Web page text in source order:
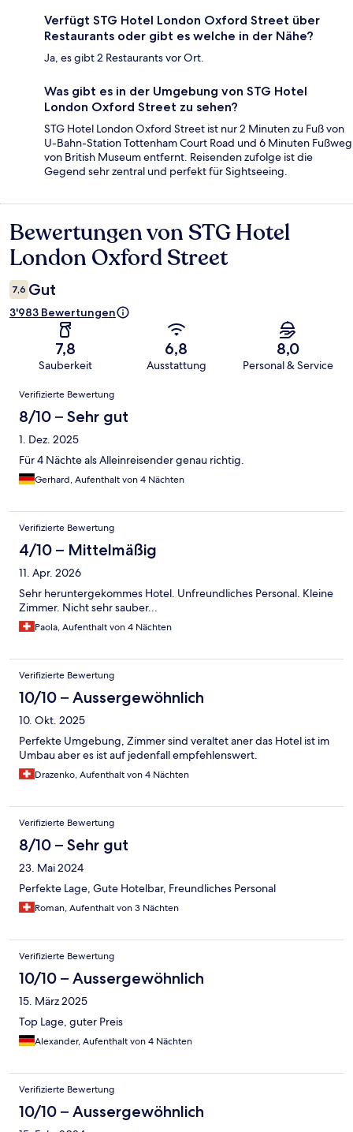
Verfügt STG Hotel London Oxford Street über
Restaurants oder gibt es welche in der Nähe?
Ja, es gibt 2 Restaurants vor Ort.
Was gibt es in der Umgebung von STG Hotel
London Oxford Street zu sehen?
STG Hotel London Oxford Street ist nur 2 Minuten zu Fuß von
U-Bahn-Station Tottenham Court Road und 6 Minuten Fußweg
von British Museum entfernt. Reisenden zufolge ist die
Gegend sehr zentral und perfekt für Sightseeing.
Bewertungen
Bewertungen von STG Hotel
London Oxford Street
7,6 Gut
3'983 Bewertungen
7,8
Sauberkeit
6,8
Ausstattung
8,0
Personal & Service
Bewertungen
Verifizierte Bewertung
8/10 – Sehr gut
1. Dez. 2025
Für 4 Nächte als Alleinreisender genau richtig.
Gerhard, Aufenthalt von 4 Nächten
Verifizierte Bewertung
4/10 – Mittelmäßig
11. Apr. 2026
Sehr heruntergekommes Hotel. Unfreundliches Personal. Kleine
Zimmer. Nicht sehr sauber...
Paola, Aufenthalt von 4 Nächten
Verifizierte Bewertung
10/10 – Aussergewöhnlich
10. Okt. 2025
Perfekte Umgebung, Zimmer sind veraltet aner das Hotel ist im
Umbau aber es ist auf jedenfall empfehlenswert.
Drazenko, Aufenthalt von 4 Nächten
Verifizierte Bewertung
8/10 – Sehr gut
23. Mai 2024
Perfekte Lage, Gute Hotelbar, Freundliches Personal
Roman, Aufenthalt von 3 Nächten
Verifizierte Bewertung
10/10 – Aussergewöhnlich
15. März 2025
Top Lage, guter Preis
Alexander, Aufenthalt von 4 Nächten
Verifizierte Bewertung
10/10 – Aussergewöhnlich